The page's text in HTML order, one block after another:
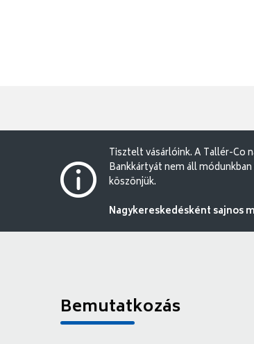
Tisztelt vásárlóink. A Tallér-Co
Bankkártyát nem áll
köszönjük.
Nagykereskedésként sajnos
Bemutatkozás